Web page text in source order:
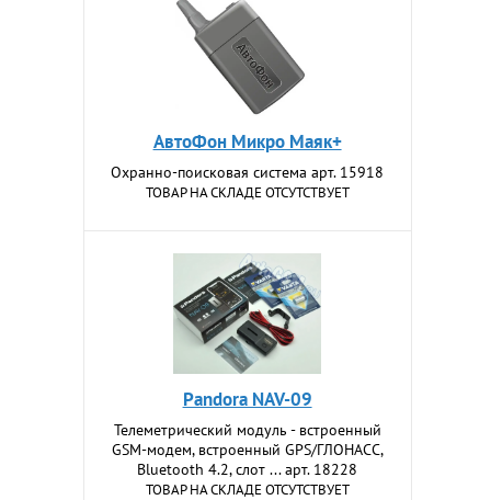
АвтоФон Микро Маяк+
Охранно-поисковая система арт. 15918
ТОВАР НА СКЛАДЕ ОТСУТСТВУЕТ
Pandora NAV-09
Телеметрический модуль - встроенный
GSM-модем, встроенный GPS/ГЛОНАСС,
Bluetooth 4.2, слот ... арт. 18228
ТОВАР НА СКЛАДЕ ОТСУТСТВУЕТ